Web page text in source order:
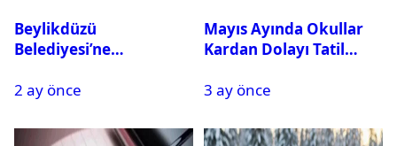
Beylikdüzü
Belediyesi’ne
Gözaltına Alındı
2 ay önce
Mayıs Ayında Okullar
Kardan Dolayı Tatil
3 ay önce